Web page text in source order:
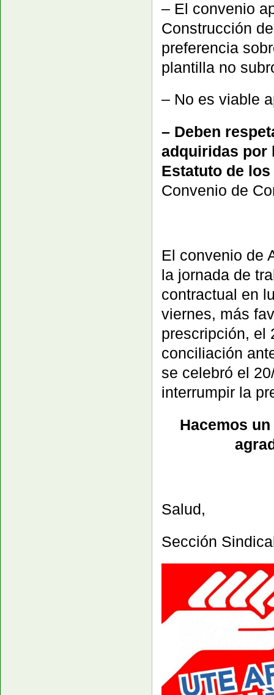
– El convenio
Construcción
preferencia
plantilla no
– No es viable
– Deben
adquiridas por
Estatuto de
Convenio de
El convenio de
la jornada de
contractual en
viernes, más
prescripción, el
conciliación
se celebró el
interrumpir la
Hacemos
Salud,
Sección